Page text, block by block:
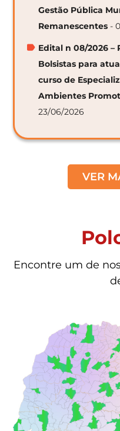
Gestão Pública
Remanescentes -
Edital n 08/2026 –
Bolsistas para
curso de
Ambientes
23/06/2026
VER
Encontre um de